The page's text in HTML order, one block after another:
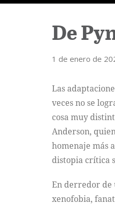
De
1 de enero de
Las
veces no se
cosa muy
Anderson,
homenaje más
distopia crítica
En derredor de
xenofobia,